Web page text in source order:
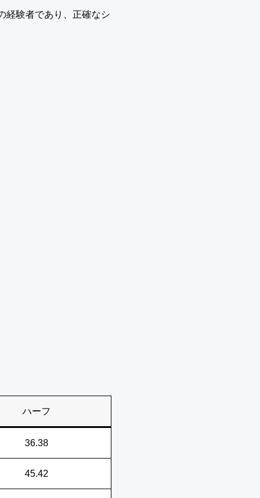
経験者であり、正確なシ
ハーフ
36.38
45.42